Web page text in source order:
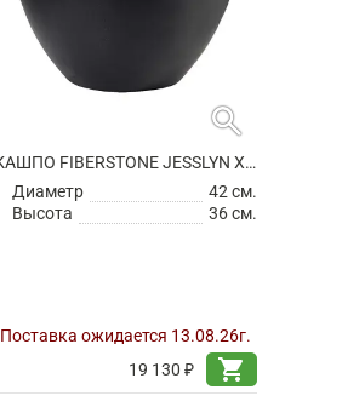
search
КАШПО FIBERSTONE JESSLYN XS BLACK
Диаметр
42 см.
Высота
36 см.
Поставка ожидается 13.08.26г.
19 130 ₽
shopping_cart